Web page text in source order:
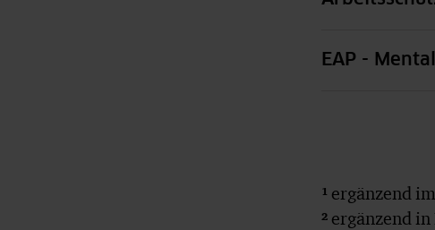
EAP -
¹ ergänzend
² ergänzend